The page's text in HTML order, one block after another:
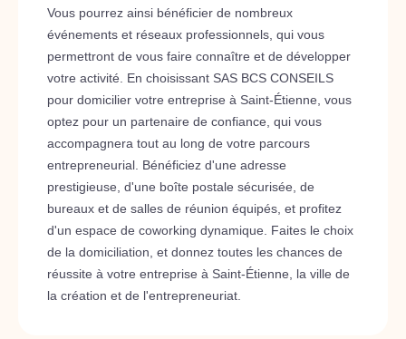
Vous pourrez ainsi bénéficier de nombreux
événements et réseaux professionnels, qui vous
permettront de vous faire connaître et de développer
votre activité. En choisissant SAS BCS CONSEILS
pour domicilier votre entreprise à Saint-Étienne, vous
optez pour un partenaire de confiance, qui vous
accompagnera tout au long de votre parcours
entrepreneurial. Bénéficiez d'une adresse
prestigieuse, d'une boîte postale sécurisée, de
bureaux et de salles de réunion équipés, et profitez
d'un espace de coworking dynamique. Faites le choix
de la domiciliation, et donnez toutes les chances de
réussite à votre entreprise à Saint-Étienne, la ville de
la création et de l'entrepreneuriat.